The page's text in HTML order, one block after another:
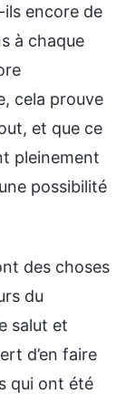
ils encore de
à chaque
cela prouve
et que ce
pleinement
possibilité
des choses
du
salut et
d’en faire
qui ont été